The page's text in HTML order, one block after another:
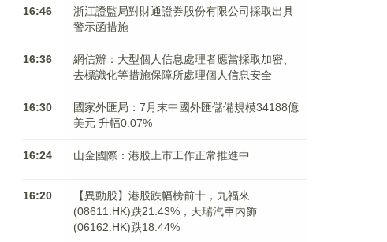
16:46
浙江證監局對財通證券股份有限公司採取出具
警示函措施
16:36
網信辦：大型個人信息處理者應當採取加密、
去標識化等措施保障所處理個人信息安全
16:30
國家外匯局：7月末中國外匯儲備規模34188億
美元 升幅0.07%
16:24 山金國際：港股上市工作正常推進中
16:20
【異動股】港股跌幅榜前十，九福來
(08611.HK)跌21.43%，天瑞汽車内飾
(06162.HK)跌18.44%